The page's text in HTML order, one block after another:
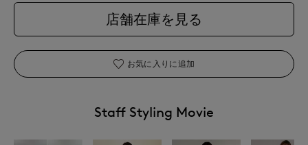
店舗在庫を見る
お気に入りに追加
Staff Styling Movie